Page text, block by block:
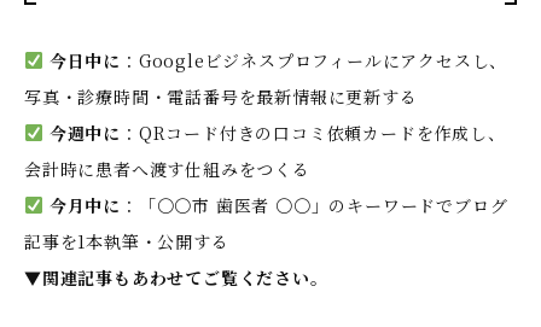
今日中に ：Googleビジネスプロフィールにアクセスし、
写真・診療時間・電話番号を最新情報に更新する
今週中に ：QRコード付きの口コミ依頼カードを作成し、
会計時に患者へ渡す仕組みをつくる
今月中に ：「〇〇市 歯医者 〇〇」のキーワードでブログ
記事を1本執筆・公開する
▼関連記事もあわせてご覧ください。